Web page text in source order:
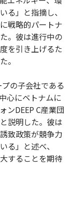
る」と指摘し、
戦略的パートナ
。彼は進行中の
を引き上げるた
。
の子会社である
心にベトナムに
ンDEEP C産業団
説明した。彼は
致政策が競争力
る」と述べ、
することを期待